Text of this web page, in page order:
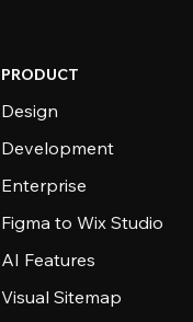
PRODUCT
Design
Development
Enterprise
Figma to Wix Studio
AI Features
Visual Sitemap